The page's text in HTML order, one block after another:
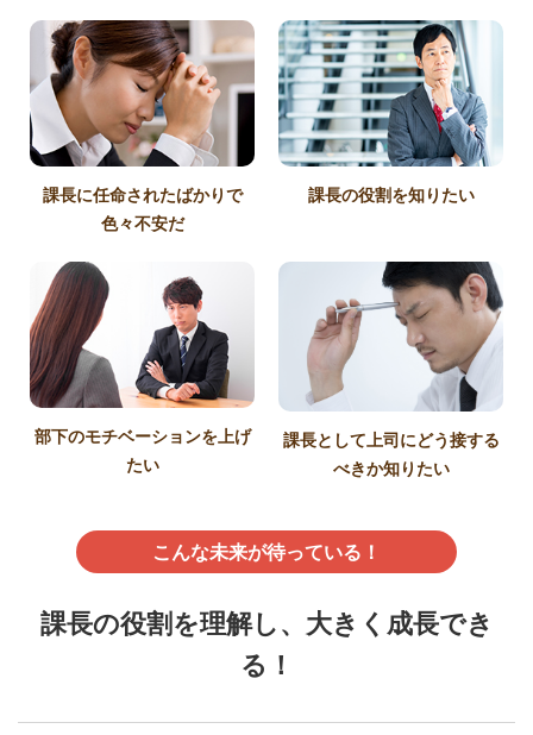
課長に任命されたばかりで
色々不安だ
課長の役割を知りたい
部下のモチベーションを上げ
たい
課長として上司にどう接する
べきか知りたい
こんな未来が待っている！
課長の役割を理解し、大きく成長でき
る！